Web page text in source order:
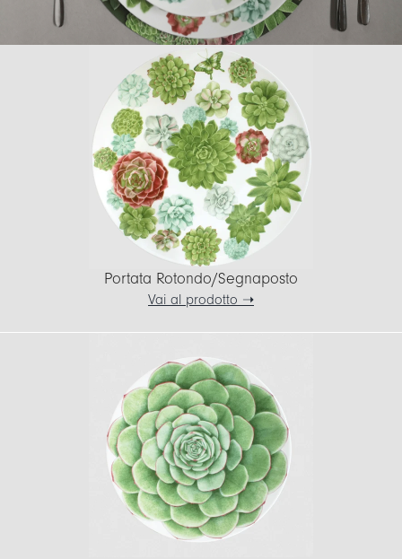
Portata Rotondo/Segnaposto
Vai al prodotto ➝